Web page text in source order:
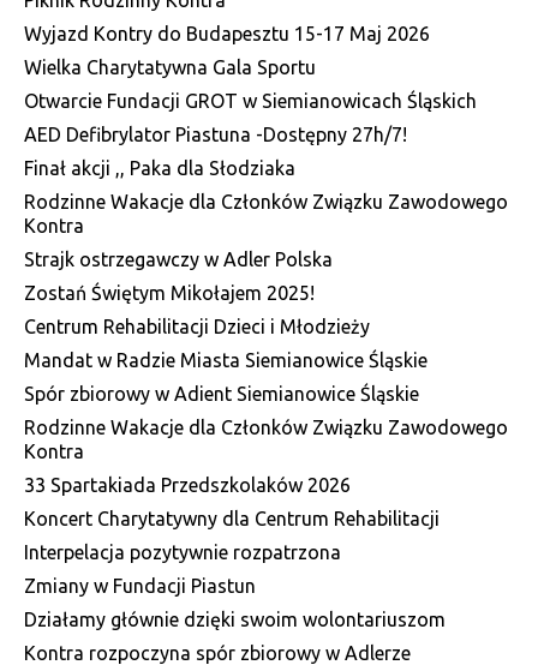
Wyjazd Kontry do Budapesztu 15-17 Maj 2026
Wielka Charytatywna Gala Sportu
Otwarcie Fundacji GROT w Siemianowicach Śląskich
AED Defibrylator Piastuna -Dostępny 27h/7!
Finał akcji ,, Paka dla Słodziaka
Rodzinne Wakacje dla Członków Związku Zawodowego
Kontra
Strajk ostrzegawczy w Adler Polska
Zostań Świętym Mikołajem 2025!
Centrum Rehabilitacji Dzieci i Młodzieży
Mandat w Radzie Miasta Siemianowice Śląskie
Spór zbiorowy w Adient Siemianowice Śląskie
Rodzinne Wakacje dla Członków Związku Zawodowego
Kontra
33 Spartakiada Przedszkolaków 2026
Koncert Charytatywny dla Centrum Rehabilitacji
Interpelacja pozytywnie rozpatrzona
Zmiany w Fundacji Piastun
Działamy głównie dzięki swoim wolontariuszom
Kontra rozpoczyna spór zbiorowy w Adlerze